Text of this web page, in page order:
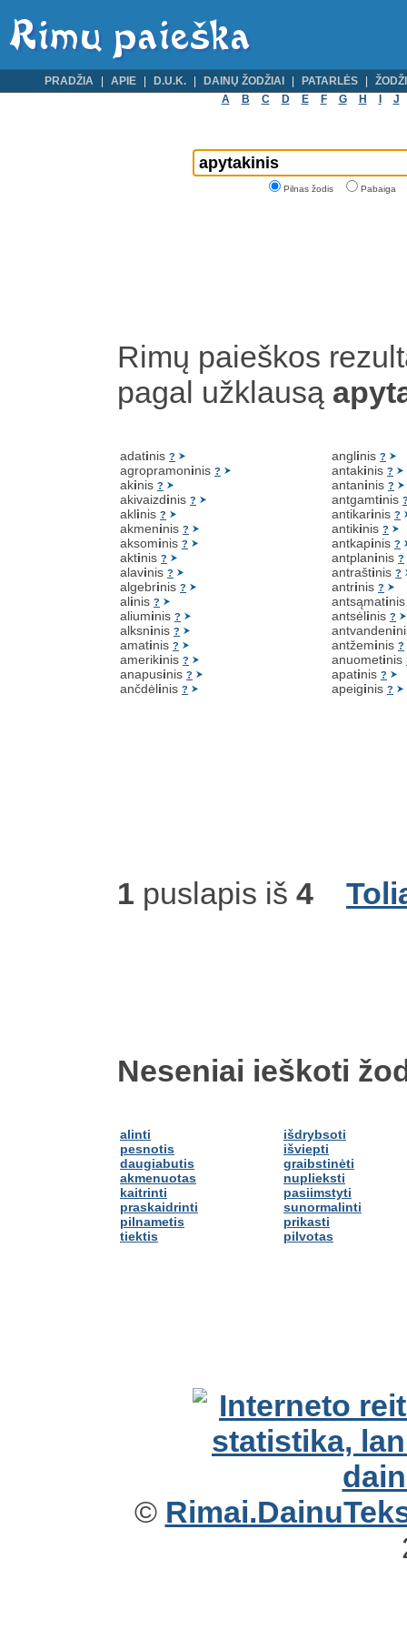
PRADŽIA APIE D.U.K. DAINŲ ŽODŽIAI PATARLĖS
A
B C D E F G H J
Pilnas žodis Pabaiga
Rimų paieškos
pagal užklausą
adatinis ?
agropramoninis ?
akinis ?
akivaizdinis ?
aklinis ?
akmeninis ?
aksominis ?
aktinis ?
alavinis ?
algebrinis ?
alinis ?
aliuminis ?
alksninis ?
amatinis ?
amerikinis ?
anapusinis ?
ančdėlinis ?
anglinis ?
antakinis ?
antaninis ?
antgamtinis
antikarinis ?
antikinis ?
antkapinis ?
antplaninis ?
antraštinis ?
antrinis ?
antsąmati
antsėlinis ?
antvandeni
antžeminis ?
anuometinis
apatinis ?
apeiginis ?
1 puslapis iš 4
Neseniai ieškoti
alinti
pesnotis
daugiabutis
akmenuotas
kaitrinti
praskaidrinti
pilnametis
tiektis
išdrybsoti
išviepti
graibstinėti
nuplieksti
pasiimstyti
sunormalinti
prikasti
pilvotas
©